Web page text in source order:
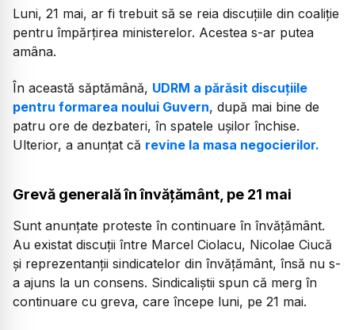
Luni, 21 mai, ar fi trebuit să se reia discuțiile din coaliție
pentru împărțirea ministerelor. Acestea s-ar putea
amâna.
În această săptămână, UDRM a părăsit discuțiile
pentru formarea noului Guvern, după mai bine de
patru ore de dezbateri, în spatele ușilor închise.
Ulterior, a anunțat că revine la masa negocierilor.
Grevă generală în învățământ, pe 21 mai
Sunt anunțate proteste în continuare în învățământ.
Au existat discuții între Marcel Ciolacu, Nicolae Ciucă
și reprezentanții sindicatelor din învățământ, însă nu s-
a ajuns la un consens. Sindicaliștii spun că merg în
continuare cu greva, care începe luni, pe 21 mai.